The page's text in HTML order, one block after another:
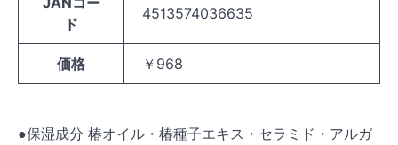
ド
4513574036635
価格 ￥968
●保湿成分 椿オイル・椿種子エキス・セラミド・アルガ